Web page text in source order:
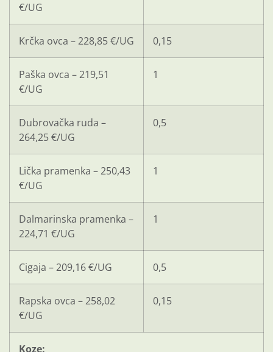
€/UG
Krčka ovca – 228,85 €/UG 0,15
Paška ovca – 219,51
€/UG
1
Dubrovačka ruda –
264,25 €/UG
0,5
Lička pramenka – 250,43
€/UG
1
Dalmarinska pramenka –
224,71 €/UG
1
Cigaja – 209,16 €/UG 0,5
Rapska ovca – 258,02
€/UG
0,15
Koze: